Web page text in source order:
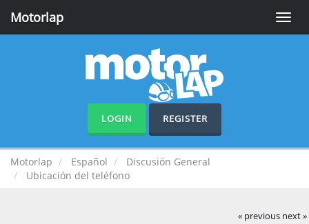
Toggle
Motorlap
LOGIN REGISTER
Motorlap Español
Discusión General
Ubicación del teléfono
« previous next »